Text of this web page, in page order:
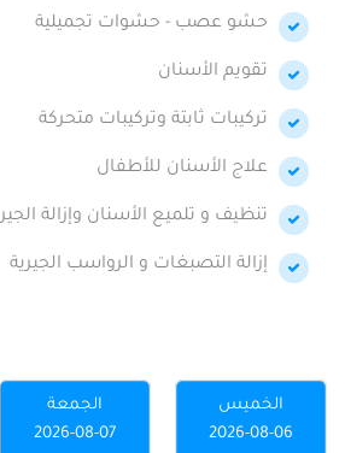
حشو عصب - حشوات تجميلية
تقويم الأسنان
تركيبات ثابتة وتركيبات متحركة
علاج الأسنان للأطفال
تنظيف و تلميع الأسنان وإزالة الجير
إزالة التصبغات و الرواسب الجيرية
الخميس
2026-08-06
الجمعة
2026-08-07